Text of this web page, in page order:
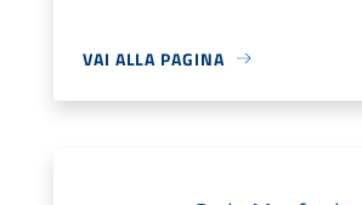
VAI ALLA PAGINA